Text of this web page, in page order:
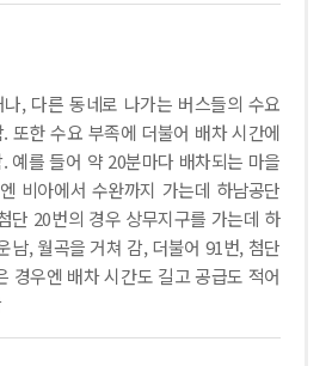
, 다른 동네로 나가는 버스들의 수요
또한 수요 부족에 더불어 배차 시간에
예를 들어 약 20분마다 배차되는 마을
비아에서 수완까지 가는데 하남공단
단 20번의 경우 상무지구를 가는데 하
남, 월곡을 거쳐 감, 더불어 91번, 첨단
경우엔 배차 시간도 길고 공급도 적어